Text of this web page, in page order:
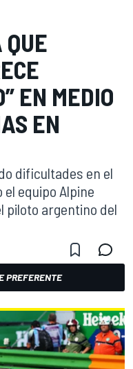
EN MEDIO
EN
dificultades en el
equipo Alpine
piloto argentino del
PREFERENTE